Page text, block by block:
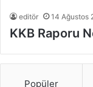
editör 14 Ağustos
KKB Raporu
Popüler